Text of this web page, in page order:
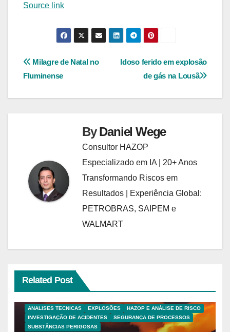
Source link
Navegação
Idoso ferido em explosão
de gás na Lousã
Milagre de Natal no
Fluminense
ByDaniel Wege
Consultor HAZOP
Especializado em IA | 20+ Anos
Transformando Riscos em
Resultados | Experiência Global:
PETROBRAS, SAIPEM e
WALMART
Related Post
ANALISES TECNICAS EXPLOSÕES
HAZOP E ANÁLISE DE RISCO
INVESTIGAÇÃO DE ACIDENTES
SEGURANÇA DE PROCESSOS
SUBSTÂNCIAS PERIGOSAS